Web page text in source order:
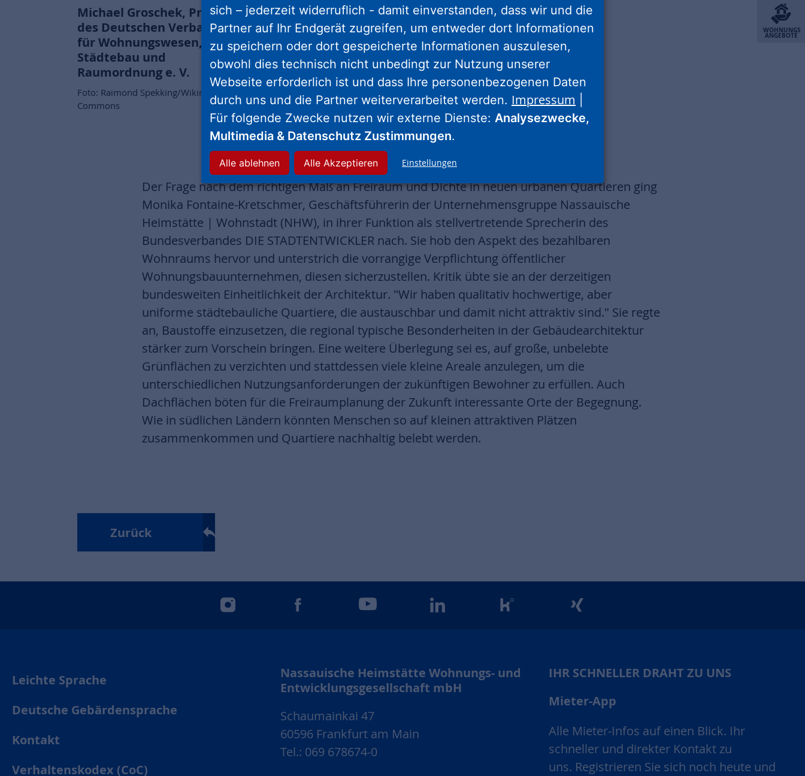
WOHNUNGS
ANGEBOTE
Michael Groschek, Präsident
des Deutschen Verbandes
für Wohnungswesen,
Städtebau und
Raumordnung e. V.
Foto: Raimond Spekking/Wikimedia
Commons
Der Frage nach dem richtigen Maß an Freiraum und Dichte in neuen urbanen Quartieren ging
Monika Fontaine-Kretschmer, Geschäftsführerin der Unternehmensgruppe Nassauische
Heimstätte | Wohnstadt (NHW), in ihrer Funktion als stellvertretende Sprecherin des
Bundesverbandes DIE STADTENTWICKLER nach. Sie hob den Aspekt des bezahlbaren
Wohnraums hervor und unterstrich die vorrangige Verpflichtung öffentlicher
Wohnungsbauunternehmen, diesen sicherzustellen. Kritik übte sie an der derzeitigen
bundesweiten Einheitlichkeit der Architektur. "Wir haben qualitativ hochwertige, aber
uniforme städtebauliche Quartiere, die austauschbar und damit nicht attraktiv sind." Sie regte
an, Baustoffe einzusetzen, die regional typische Besonderheiten in der Gebäudearchitektur
stärker zum Vorschein bringen. Eine weitere Überlegung sei es, auf große, unbelebte
Grünflächen zu verzichten und stattdessen viele kleine Areale anzulegen, um die
unterschiedlichen Nutzungsanforderungen der zukünftigen Bewohner zu erfüllen. Auch
Dachflächen böten für die Freiraumplanung der Zukunft interessante Orte der Begegnung.
Wie in südlichen Ländern könnten Menschen so auf kleinen attraktiven Plätzen
zusammenkommen und Quartiere nachhaltig belebt werden.
Zurück
instagramfacebook youtube linkedin kununu xing
Leichte Sprache
Deutsche Gebärdensprache
Kontakt
Verhaltenskodex (CoC)
Nassauische Heimstätte Wohnungs- und
Entwicklungsgesellschaft mbH
Schaumainkai 47
60596 Frankfurt am Main
Tel.: 069 678674-0
IHR SCHNELLER DRAHT ZU UNS
Mieter-App
Alle Mieter-Infos auf einen Blick. Ihr
schneller und direkter Kontakt zu
uns. Registrieren Sie sich noch heute und
sich – jederzeit widerruflich - damit einverstanden, dass wir und die
Partner auf Ihr Endgerät zugreifen, um entweder dort Informationen
zu speichern oder dort gespeicherte Informationen auszulesen,
obwohl dies technisch nicht unbedingt zur Nutzung unserer
Webseite erforderlich ist und dass Ihre personenbezogenen Daten
durch uns und die Partner weiterverarbeitet werden. Impressum
Für folgende Zwecke nutzen wir externe Dienste: Analysezwecke,
Multimedia & Datenschutz Zustimmungen.
Einstellungen
Alle ablehnen Alle Akzeptieren